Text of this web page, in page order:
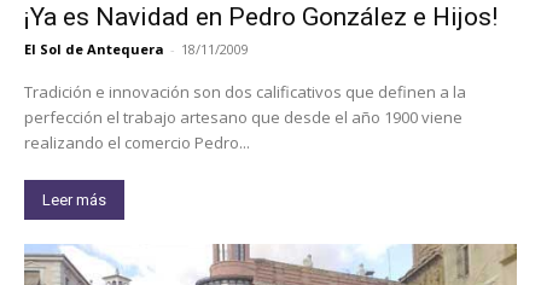
¡Ya es Navidad en Pedro González e Hijos!
El Sol de Antequera - 18/11/2009
Tradición e innovación son dos calificativos que definen a la
perfección el trabajo artesano que desde el año 1900 viene
realizando el comercio Pedro...
Leer más